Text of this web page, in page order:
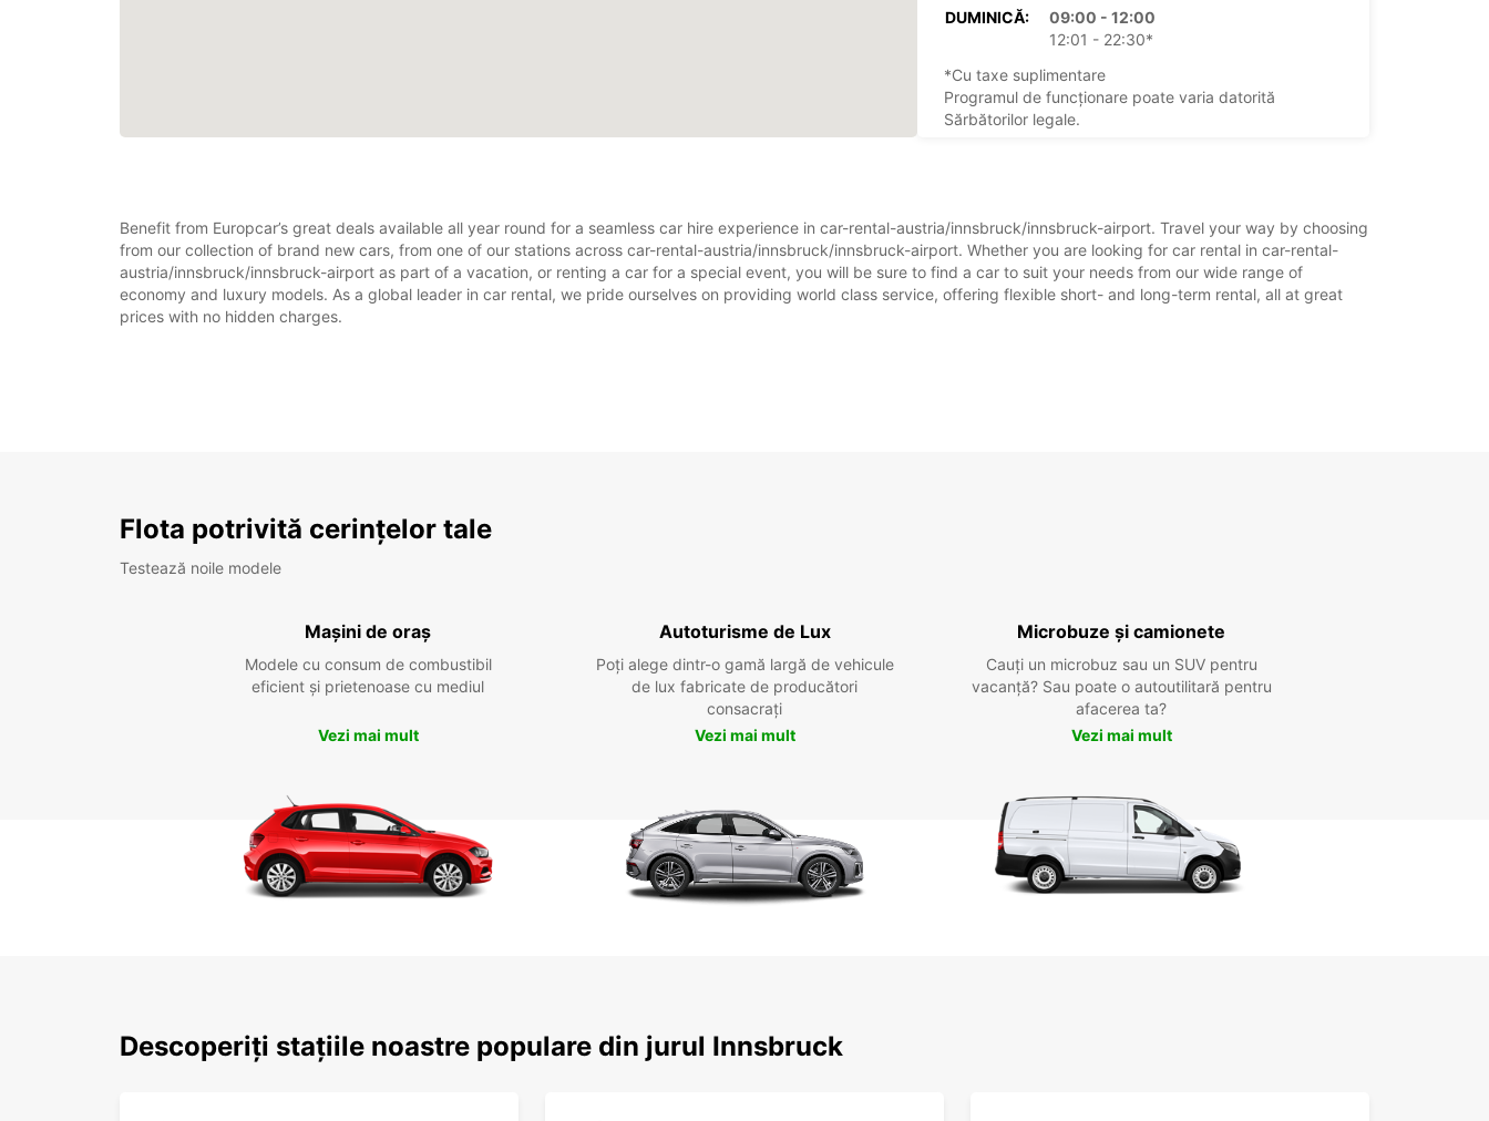
DUMINICĂ:
09:00 - 12:00
12:01 - 22:30*
*Cu taxe suplimentare
Programul de funcționare poate varia datorită
Sărbătorilor legale.
Itinerariu
Benefit from Europcar’s great deals available all year round for a seamless car hire experience in car-rental-austria/innsbruck/innsbruck-airport. Travel your way by choosing
from our collection of brand new cars, from one of our stations across car-rental-austria/innsbruck/innsbruck-airport. Whether you are looking for car rental in car-rental-
austria/innsbruck/innsbruck-airport as part of a vacation, or renting a car for a special event, you will be sure to find a car to suit your needs from our wide range of
economy and luxury models. As a global leader in car rental, we pride ourselves on providing world class service, offering flexible short- and long-term rental, all at great
prices with no hidden charges.
Flota potrivită cerințelor tale
Testează noile modele
Mașini de oraș
Modele cu consum de combustibil
eficient și prietenoase cu mediul
Vezi mai mult
Autoturisme de Lux
Poți alege dintr-o gamă largă de vehicule
de lux fabricate de producători
consacrați
Vezi mai mult
Microbuze și camionete
Cauți un microbuz sau un SUV pentru
vacanță? Sau poate o autoutilitară pentru
afacerea ta?
Vezi mai mult
Descoperiți stațiile noastre populare din jurul Innsbruck